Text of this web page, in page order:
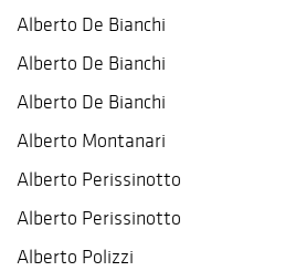
Alberto De Bianchi
Alberto De Bianchi
Alberto De Bianchi
Alberto Montanari
Alberto Perissinotto
Alberto Perissinotto
Alberto Polizzi